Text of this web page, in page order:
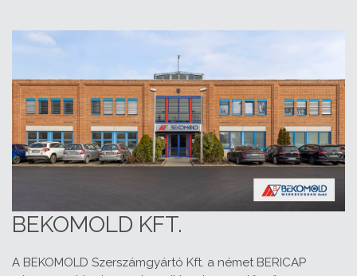
BEKOMOLD KFT.
A BEKOMOLD Szerszámgyártó Kft. a német BERICAP